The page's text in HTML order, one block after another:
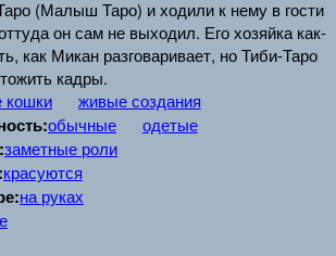
(Малыш Таро) и ходили к нему в гости
он сам не выходил. Его хозяйка как-
как Микан разговаривает, но Тиби-Таро
кадры.
кошки живые создания
обычные одетые
заметные роли
красуются
на руках